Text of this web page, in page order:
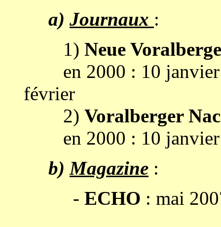
a) Journaux :
1) Neue
en 2000 : 10 janvier
février
2) Voralberger
en 2000 : 10 janvier
b)Magazine :
- ECHO : mai